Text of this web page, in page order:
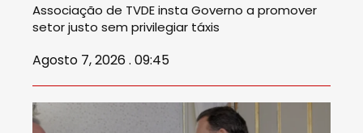
Associação de TVDE insta Governo a promover
setor justo sem privilegiar táxis
Agosto 7, 2026 . 09:45